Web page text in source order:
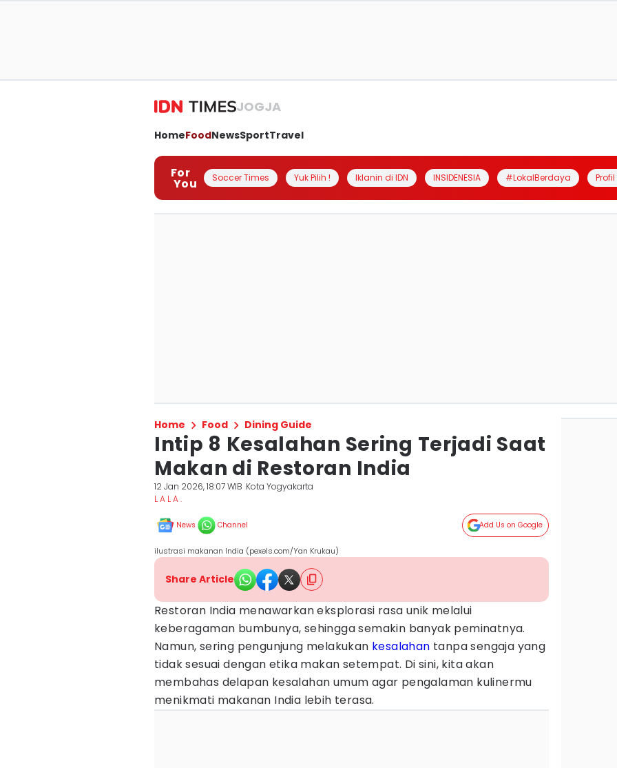
JOGJA
HomeFoodNewsSportTravel
For
You Soccer Times Yuk Pilih ! Iklanin di IDN INSIDENESIA #LokalBerdaya
Home Food Dining Guide
Intip 8 Kesalahan Sering Terjadi Saat
Makan di Restoran India
12 Jan 2026, 18:07 WIB Kota Yogyakarta
L A L A .
News Channel Add Us on Google
ilustrasi makanan India (pexels.com/Yan Krukau)
Share Article
Restoran India menawarkan eksplorasi rasa unik melalui
keberagaman bumbunya, sehingga semakin banyak peminatnya.
Namun, sering pengunjung melakukan kesalahan tanpa sengaja yang
tidak sesuai dengan etika makan setempat. Di sini, kita akan
membahas delapan kesalahan umum agar pengalaman kulinermu
menikmati makanan India lebih terasa.